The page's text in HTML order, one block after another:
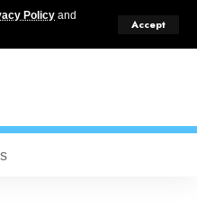
Policy and
Accept